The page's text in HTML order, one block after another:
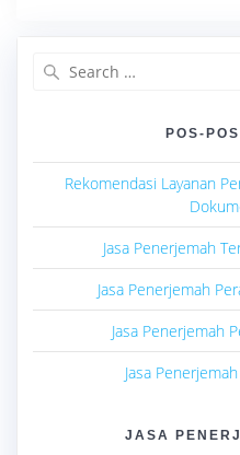
POS-
Rekomendasi Layanan
Jasa Penerjemah
Jasa Penerjemah
Jasa Penerjemah
Jasa
JASA